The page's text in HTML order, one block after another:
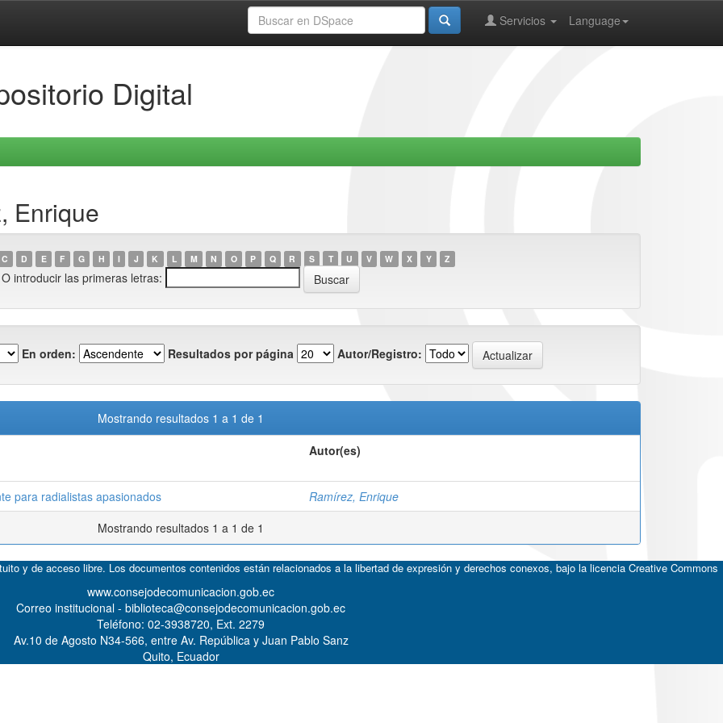
Language
Servicios
Digital
Enrique
C D E F G H I J K L M N O P Q R S T U V W X Y Z
O introducir las primeras letras:
En orden: Resultados por página Autor/Registro:
Mostrando resultados 1 a 1 de 1
Autor(es)
para radialistas apasionados
Ramírez, Enrique
Mostrando resultados 1 a 1 de 1
y de acceso libre. Los documentos contenidos están relacionados a la libertad de expresión y derechos conexos, bajo la licencia Creative Commons
www.consejodecomunicacion.gob.ec
Correo institucional - biblioteca@consejodecomunicacion.gob.ec
Teléfono: 02-3938720, Ext. 2279
Av.10 de Agosto N34-566, entre Av. República y Juan Pablo Sanz
Quito, Ecuador